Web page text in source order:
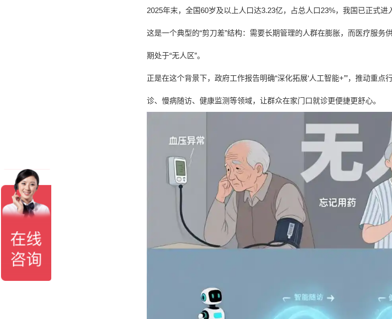
2025年末，全国60岁及以上人口达3.23亿，占总人口23%，我国已正式进
这是一个典型的“剪刀差”结构：需要长期管理的人群在膨胀，而医疗服
期处于“无人区”。
正是在这个背景下，政府工作报告明确“深化拓展‘人工智能+’”，推动重
诊、慢病随访、健康监测等领域，让群众在家门口就诊更便捷更舒心。